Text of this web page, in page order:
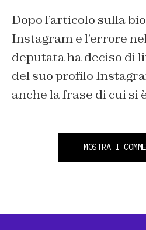
Dopo l’articolo sulla
Instagram e l’errore
deputata ha deciso di
del suo profilo
anche la frase di cui si
MOSTRA I